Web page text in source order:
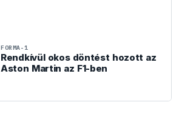
FORMA-1
Rendkívül okos döntést hozott az
Aston Martin az F1-ben